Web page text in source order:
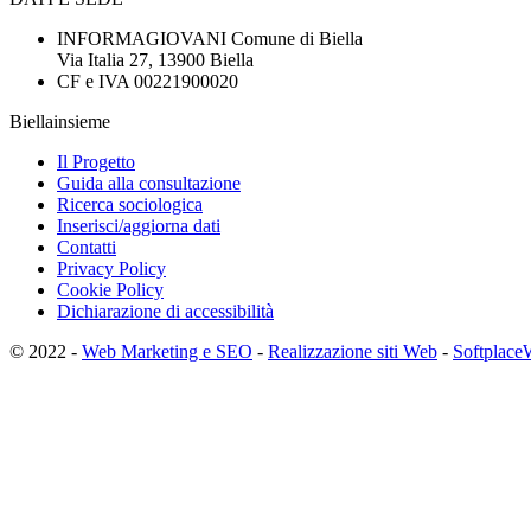
INFORMAGIOVANI Comune di Biella
Via Italia 27, 13900 Biella
CF e IVA 00221900020
Biellainsieme
Il Progetto
Guida alla consultazione
Ricerca sociologica
Inserisci/aggiorna dati
Contatti
Privacy Policy
Cookie Policy
Dichiarazione di accessibilità
© 2022 - Web Marketing e SEO - Realizzazione siti Web -